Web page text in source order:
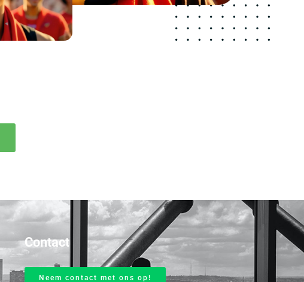
Contact
Neem contact met ons op!